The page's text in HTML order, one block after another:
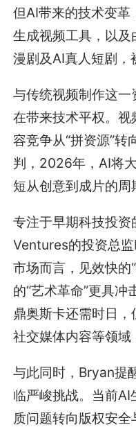
但AI带来的技术变革
生成视频工具，以
漫剧及AI真人短剧，
与传统视频制作这
在带来技术平权。
容竞争从“拼资源”转
判，2026年，AI将
短从创意到成片的周
专注于早期科技投
Ventures的投资总
市场而言，见效快的
的“艺术革命”更具
鼎奥斯卡还需时日
社交媒体内容等领域
与此同时，Bryan提
临严峻挑战。当前
质问题转向版权安